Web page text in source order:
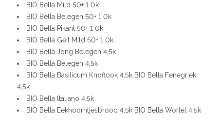
BIO Bella Mild 50+ 1 0k
BIO Bella Belegen 50+ 1 0k
BIO Bella Pikant 50+ 1 0k
BIO Bella Geit Mild 50+ 1 0k
BIO Bella Jong Belegen 4,5k
BIO Bella Belegen 4,5k
BIO Bella Basilicum Knoflook 4,5k BIO Bella Fenegriek
4,5k
BIO Bella ltaliano 4,5k
BIO Bella Eekhoorntjesbrood 4,5k BIO Bella Wortel 4,5k